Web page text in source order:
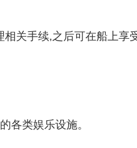
关手续,之后可在船上享
各类娱乐设施。